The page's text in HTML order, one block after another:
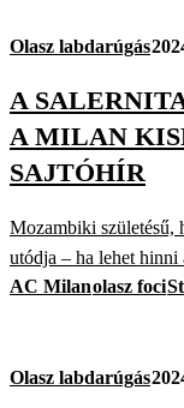
Olasz labdarúgás
A
A MILAN
SAJTÓHÍR
Mozambiki születésű,
utódja – ha lehet hinni
AC Milanolasz foci
Olasz labdarúgás